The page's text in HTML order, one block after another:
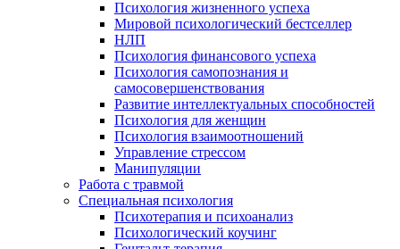
Психология жизненного успеха
Мировой психологический бестселлер
НЛП
Психология финансового успеха
Психология самопознания и
самосовершенствования
Развитие интеллектуальных способностей
Психология для женщин
Психология взаимоотношений
Управление стрессом
Манипуляции
Работа с травмой
Специальная психология
Психотерапия и психоанализ
Психологический коучинг